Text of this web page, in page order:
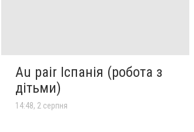
Au pair Іспанія (робота з
дітьми)
14:48, 2 серпня